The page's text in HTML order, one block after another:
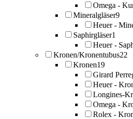
Omega -
Mineralgläser9
Heuer -
Saphirgläser1
Heuer -
Kronen/Kronentubus22
Kronen19
Girard
Heuer -
Longines-
Omega -
Rolex -